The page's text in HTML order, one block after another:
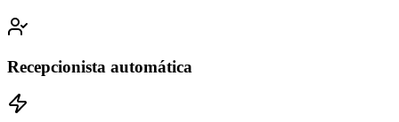
Recepcionista automática